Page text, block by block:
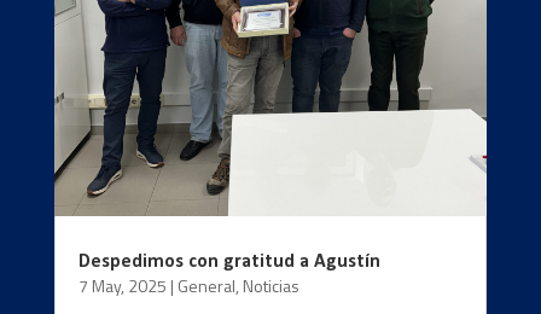
Despedimos con gratitud a Agustín
7 May, 2025 | General, Noticias